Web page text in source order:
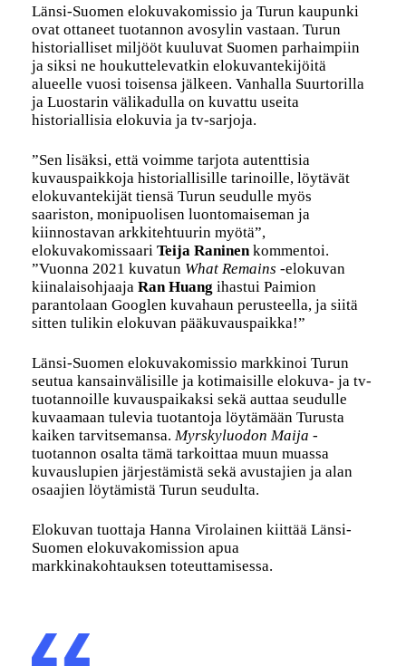
Länsi-Suomen elokuvakomissio ja Turun kaupunki
ovat ottaneet tuotannon avosylin vastaan. Turun
historialliset miljööt kuuluvat Suomen parhaimpiin
ja siksi ne houkuttelevatkin elokuvantekijöitä
alueelle vuosi toisensa jälkeen. Vanhalla Suurtorilla
ja Luostarin välikadulla on kuvattu useita
historiallisia elokuvia ja tv-sarjoja.
”Sen lisäksi, että voimme tarjota autenttisia
kuvauspaikkoja historiallisille tarinoille, löytävät
elokuvantekijät tiensä Turun seudulle myös
saariston, monipuolisen luontomaiseman ja
kiinnostavan arkkitehtuurin myötä”,
elokuvakomissaari Teija Raninenkommentoi.
”Vuonna 2021 kuvatun What Remains -elokuvan
kiinalaisohjaaja Ran Huang ihastui Paimion
parantolaan Googlen kuvahaun perusteella, ja siitä
sitten tulikin elokuvan pääkuvauspaikka!”
Länsi-Suomen elokuvakomissio markkinoi Turun
seutua kansainvälisille ja kotimaisille elokuva- ja tv-
tuotannoille kuvauspaikaksi sekä auttaa seudulle
kuvaamaan tulevia tuotantoja löytämään Turusta
kaiken tarvitsemansa. Myrskyluodon Maija -
tuotannon osalta tämä tarkoittaa muun muassa
kuvauslupien järjestämistä sekä avustajien ja alan
osaajien löytämistä Turun seudulta.
Elokuvan tuottaja Hanna Virolainen kiittää Länsi-
Suomen elokuvakomission apua
markkinakohtauksen toteuttamisessa.